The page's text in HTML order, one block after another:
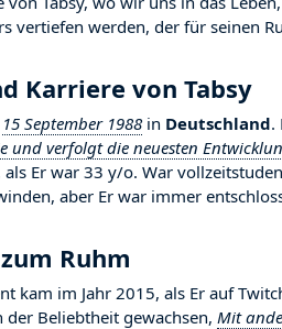
vertiefen werden, der für seinen
Karriere von Tabsy
15 September 1988 in Deutschland.
und verfolgt die neuesten
als Er war 33 y/o. War
aber Er war immer
Ruhm
kam im Jahr 2015, als Er auf
Beliebtheit gewachsen, Mit